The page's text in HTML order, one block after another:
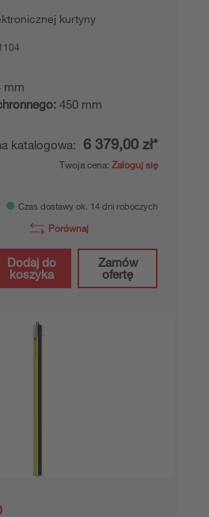
kurtyny
mm
450 mm
katalogowa: 6 379,00 zł*
Twoja cena: Zaloguj się
Czas dostawy ok. 14 dni roboczych
Porównaj
Dodaj do
koszyka
Zamów
ofertę